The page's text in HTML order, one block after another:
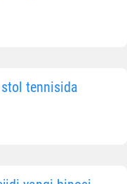
stol tennisida